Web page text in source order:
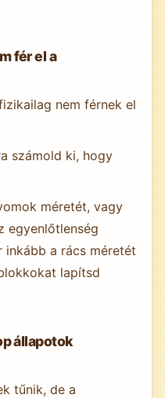
fér el a
nem férnek el
számold ki, hogy
méretét, vagy
egyenlőtlenség
inkább a rács méretét
lapítsd
állapotok
tűnik, de a